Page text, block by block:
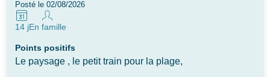
Posté le 02/08/2026
14 jEn famille
Points positifs
Le paysage , le petit train pour la plage,